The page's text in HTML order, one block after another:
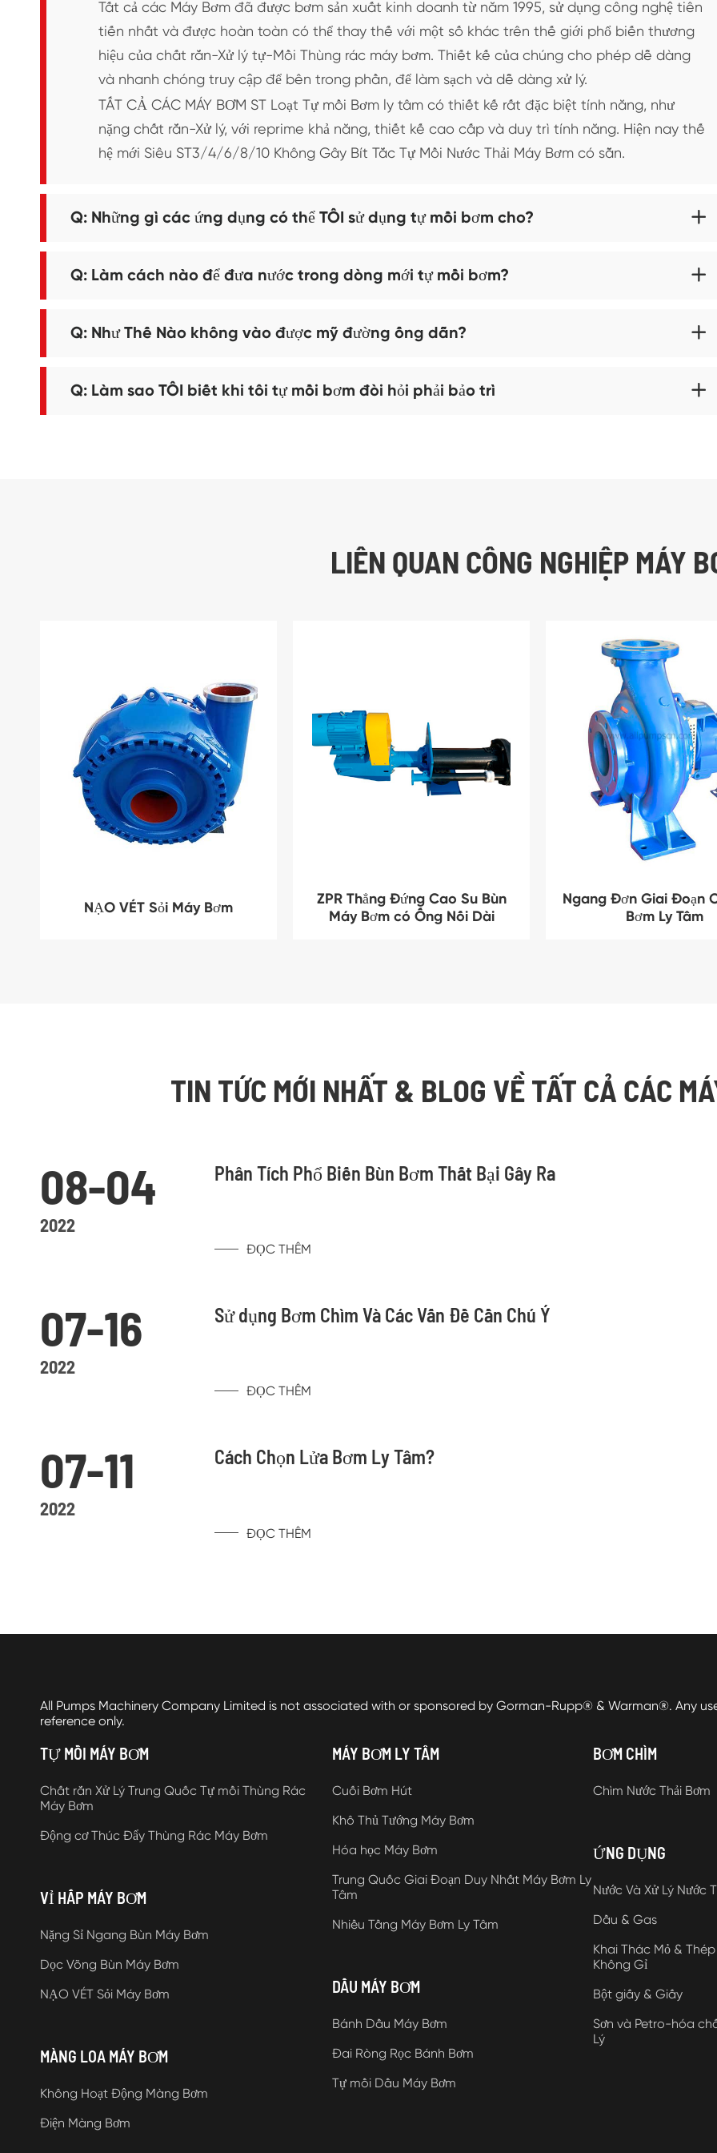
Tất cả các Máy Bơm đã được bơm sản xuất kinh doanh từ năm 1995, sử dụng công nghệ tiên
tiến nhất và được hoàn toàn có thể thay thế với một số khác trên thế giới phổ biến thương
hiệu của chất rắn-Xử lý tự-Mồi Thùng rác máy bơm. Thiết kế của chúng cho phép dễ dàng
và nhanh chóng truy cập để bên trong phần, để làm sạch và dễ dàng xử lý.
TẤT CẢ CÁC MÁY BƠM ST Loạt Tự mồi Bơm ly tâm có thiết kế rất đặc biệt tính năng, như
nặng chất rắn-Xử lý, với reprime khả năng, thiết kế cao cấp và duy trì tính năng. Hiện nay thế
hệ mới Siêu ST3/4/6/8/10 Không Gây Bít Tắc Tự Mồi Nước Thải Máy Bơm có sẵn.
Q: Những gì các ứng dụng có thể TÔI sử dụng tự mồi bơm cho? 
Q: Làm cách nào để đưa nước trong dòng mới tự mồi bơm? 
Q: Như Thế Nào không vào được mỹ đường ống dẫn? 
Q: Làm sao TÔI biết khi tôi tự mồi bơm đòi hỏi phải bảo trì 
LIÊN QUAN CÔNG NGHIỆP MÁY
NẠO VÉT Sỏi Máy Bơm
ZPR Thẳng Đứng Cao Su Bùn
Máy Bơm có Ống Nối Dài
Ngang Đơn Giai Đoạn
Bơm Ly Tâm
TIN TỨC MỚI NHẤT & BLOG VỀ TẤT CẢ CÁC
08-04
2022
Phân Tích Phổ Biến Bùn Bơm Thất Bại Gây Ra
ĐỌC THÊM
07-16
2022
Sử dụng Bơm Chìm Và Các Vấn Đề Cần Chú Ý
ĐỌC THÊM
07-11
2022
Cách Chọn Lửa Bơm Ly Tâm?
ĐỌC THÊM
All Pumps Machinery Company Limited is not associated with or sponsored by Gorman-Rupp® & Warman®. Any
reference only.
TỰ MỒI MÁY BƠM
Chất rắn Xử Lý Trung Quốc Tự mồi Thùng Rác
Máy Bơm
Động cơ Thúc Đẩy Thùng Rác Máy Bơm
VỈ HẤP MÁY BƠM
Nặng Sỉ Ngang Bùn Máy Bơm
Dọc Võng Bùn Máy Bơm
NẠO VÉT Sỏi Máy Bơm
MÀNG LOA MÁY BƠM
Không Hoạt Động Màng Bơm
Điện Màng Bơm
MÁY BƠM LY TÂM
Cuối Bơm Hút
Khô Thủ Tướng Máy Bơm
Hóa học Máy Bơm
Trung Quốc Giai Đoạn Duy Nhất Máy Bơm Ly
Tâm
Nhiều Tầng Máy Bơm Ly Tâm
DẦU MÁY BƠM
Bánh Dầu Máy Bơm
Đai Ròng Rọc Bánh Bơm
Tự mồi Dầu Máy Bơm
BƠM CHÌM
Chìm Nước Thải Bơm
ỨNG DỤNG
Nước Và Xử Lý Nước
Dầu & Gas
Khai Thác Mỏ & Thép
Không Gỉ
Bột giấy & Giấy
Sơn và Petro-hóa
Lý